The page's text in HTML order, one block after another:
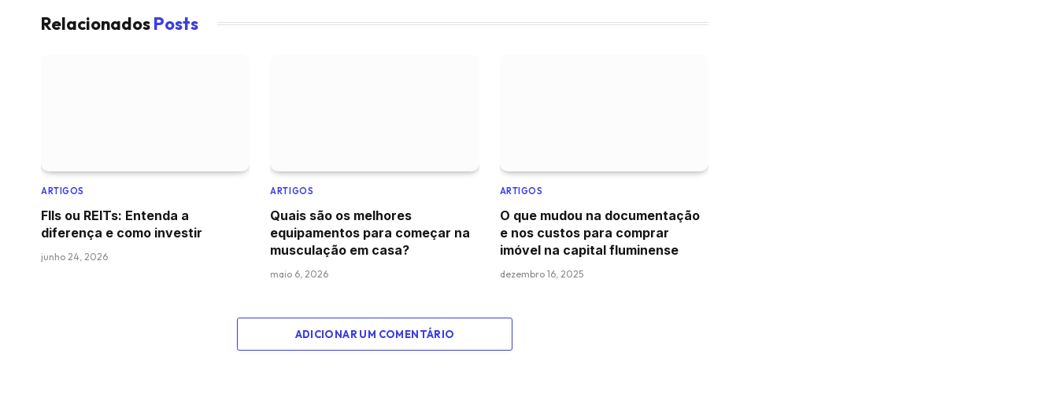
RelacionadosPosts
ARTIGOS
FIIs ou REITs: Entenda a
diferença e como investir
junho 24, 2026
ARTIGOS
Quais são os melhores
equipamentos para começar na
musculação em casa?
maio 6, 2026
ARTIGOS
O que mudou na documentação
e nos custos para comprar
imóvel na capital fluminense
dezembro 16, 2025
ADICIONAR UM COMENTÁRIO